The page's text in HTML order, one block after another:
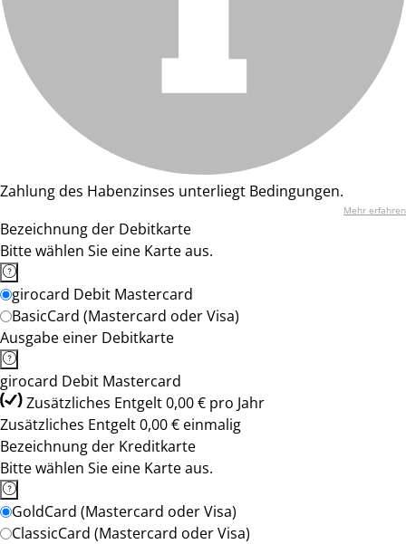
Zahlung des Habenzinses unterliegt Bedingungen.
Mehr erfahren
Bezeichnung der Debitkarte
Bitte wählen Sie eine Karte aus.
girocard Debit Mastercard
BasicCard (Mastercard oder Visa)
Ausgabe einer Debitkarte
girocard Debit Mastercard
Zusätzliches Entgelt 0,00 € pro Jahr
Zusätzliches Entgelt 0,00 € einmalig
Bezeichnung der Kreditkarte
Bitte wählen Sie eine Karte aus.
GoldCard (Mastercard oder Visa)
ClassicCard (Mastercard oder Visa)